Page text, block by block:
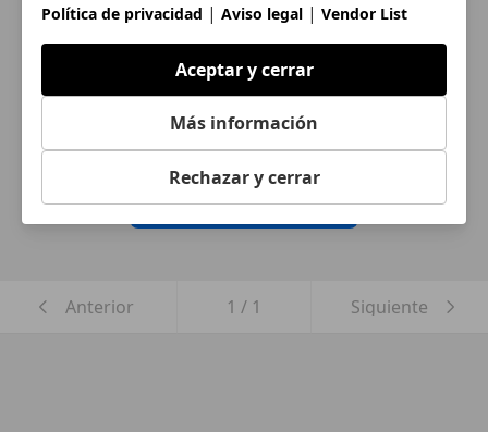
¿Desea ser informado
automáticamente sobre vehículos
nuevos para su búsqueda?
Guardar búsqueda
Anterior 1 / 1 Siguiente
Política de privacidad | Aviso legal | Vendor List
Aceptar y cerrar
Más información
Rechazar y cerrar